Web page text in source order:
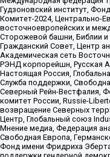
Гудзоновский институт,
Комитет-2024, Центрально-
восточноевропейских и
Сторожевой башни, Библии
Гражданский Совет, Центр
Академическая сеть
РЭНД корпорейшн, Русская
Настоящая Россия,
Служба поддержки,
Северный Рейн-Вестфалия,
комитет России, Russie-
возвращение Северных
Центр, Глобальный союз
Мнение медиа, Федерация
Свободная Европа,
Фонд имени Фридриха